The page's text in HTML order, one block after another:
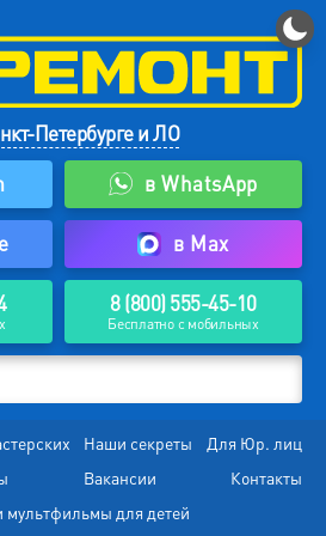
Петербурге и ЛО
в WhatsApp
в Max
8 (800) 555-45-10
Бесплатно с мобильных
Наши секреты
Для Юр. лиц
Вакансии
Контакты
мультфильмы для детей